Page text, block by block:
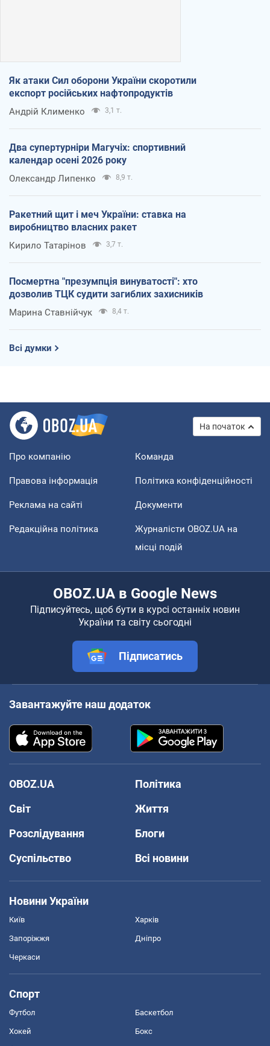
Як атаки Сил оборони України скоротили
експорт російських нафтопродуктів
Андрій Клименко 3,1 т.
Два супертурніри Магучіх: спортивний
календар осені 2026 року
Олександр Липенко 8,9 т.
Ракетний щит і меч України: ставка на
виробництво власних ракет
Кирило Татарінов 3,7 т.
Посмертна "презумпція винуватості": хто
дозволив ТЦК судити загиблих захисників
Марина Ставнійчук 8,4 т.
Всі думки
На початок
Про компанію Команда
Правова інформація Політика конфіденційності
Реклама на сайті Документи
Редакційна політика
Журналісти OBOZ.UA на
місці подій
OBOZ.UA в Google News
Підписуйтесь, щоб бути в курсі останніх новин
України та світу сьогодні
Підписатись
Завантажуйте наш додаток
OBOZ.UA
Політика
Світ
Життя
Розслідування
Блоги
Суспільство
Всі новини
Новини України
Київ Харків
Запоріжжя Дніпро
Черкаси
Спорт
Футбол Баскетбол
Хокей Бокс